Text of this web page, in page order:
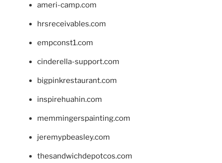
ameri-camp.com
hrsreceivables.com
empconst1.com
cinderella-support.com
bigpinkrestaurant.com
inspirehuahin.com
memmingerspainting.com
jeremypbeasley.com
thesandwichdepotcos.com